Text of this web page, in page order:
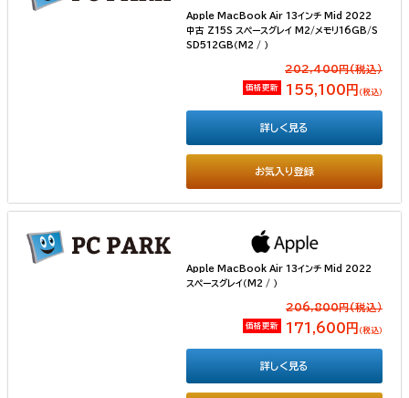
Apple MacBook Air 13インチ Mid 2022
中古 Z15S スペースグレイ M2/メモリ16GB/S
SD512GB（M2 / ）
202,400円(税込）
価格更新 155,100円 （税込）
お気入り登録
詳しく見る
Apple MacBook Air 13インチ Mid 2022
スペースグレイ（M2 / ）
206,800円(税込）
価格更新 171,600円 （税込）
詳しく見る